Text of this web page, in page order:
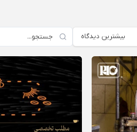
بیشترین دیدگاه